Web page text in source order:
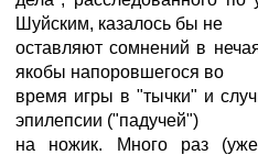
Шуйским, казалось бы не
оставляют сомнений в
якобы напоровшегося во
время игры в "тычки" и
эпилепсии ("падучей")
на ножик. Много раз